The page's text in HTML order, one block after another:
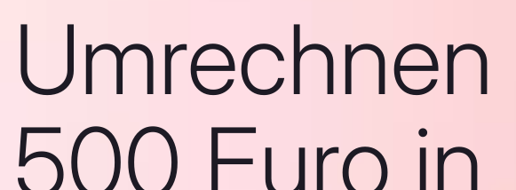
Umrechnen
500 Euro in